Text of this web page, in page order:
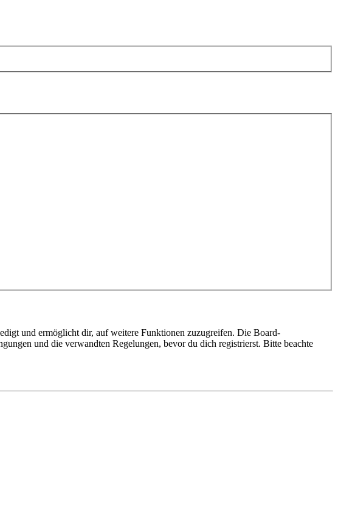
und ermöglicht dir, auf weitere Funktionen zuzugreifen. Die Board-
und die verwandten Regelungen, bevor du dich registrierst. Bitte beachte